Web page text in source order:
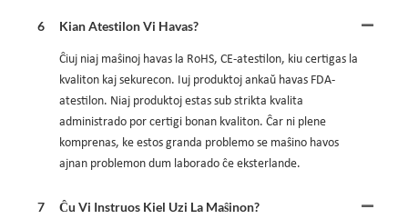
6 Kian Atestilon Vi Havas?
Ĉiuj niaj maŝinoj havas la RoHS, CE-atestilon, kiu certigas la
kvaliton kaj sekurecon. Iuj produktoj ankaŭ havas FDA-
atestilon. Niaj produktoj estas sub strikta kvalita
administrado por certigi bonan kvaliton. Ĉar ni plene
komprenas, ke estos granda problemo se maŝino havos
ajnan problemon dum laborado ĉe eksterlande.
7 Ĉu Vi Instruos Kiel Uzi La Maŝinon?